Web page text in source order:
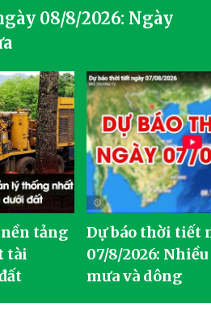
08/8/2026: Ngày
tảng
tài
Dự báo thời tiết
07/8/2026:
mưa và dông